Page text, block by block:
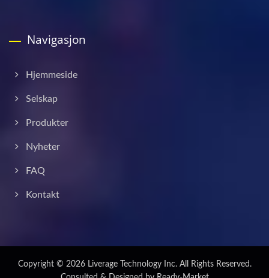
Navigasjon
Hjemmeside
Selskap
Produkter
Nyheter
FAQ
Kontakt
Copyright © 2026 Liverage Technology Inc.All Rights Reserved.